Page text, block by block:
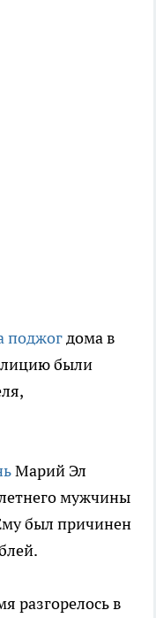
поджогдома в
были
Марий Эл
мужчины
был причинен
разгорелось в